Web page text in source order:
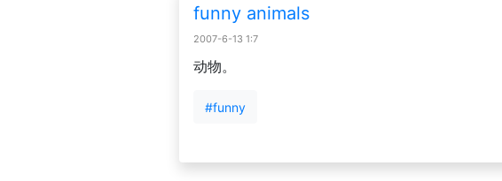
funny animals
2007-6-13 1:7
动物。
#funny